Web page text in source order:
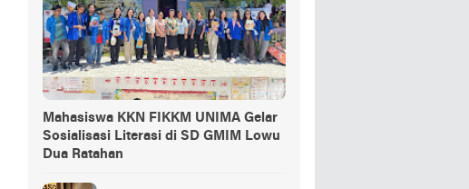
Mahasiswa KKN FIKKM UNIMA Gelar
Sosialisasi Literasi di SD GMIM Lowu
Dua Ratahan